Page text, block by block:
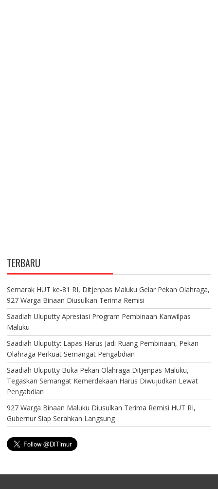
TERBARU
Semarak HUT ke-81 RI, Ditjenpas Maluku Gelar Pekan Olahraga,
927 Warga Binaan Diusulkan Terima Remisi
Saadiah Uluputty Apresiasi Program Pembinaan Kanwilpas
Maluku
Saadiah Uluputty: Lapas Harus Jadi Ruang Pembinaan, Pekan
Olahraga Perkuat Semangat Pengabdian
Saadiah Uluputty Buka Pekan Olahraga Ditjenpas Maluku,
Tegaskan Semangat Kemerdekaan Harus Diwujudkan Lewat
Pengabdian
927 Warga Binaan Maluku Diusulkan Terima Remisi HUT RI,
Gubernur Siap Serahkan Langsung